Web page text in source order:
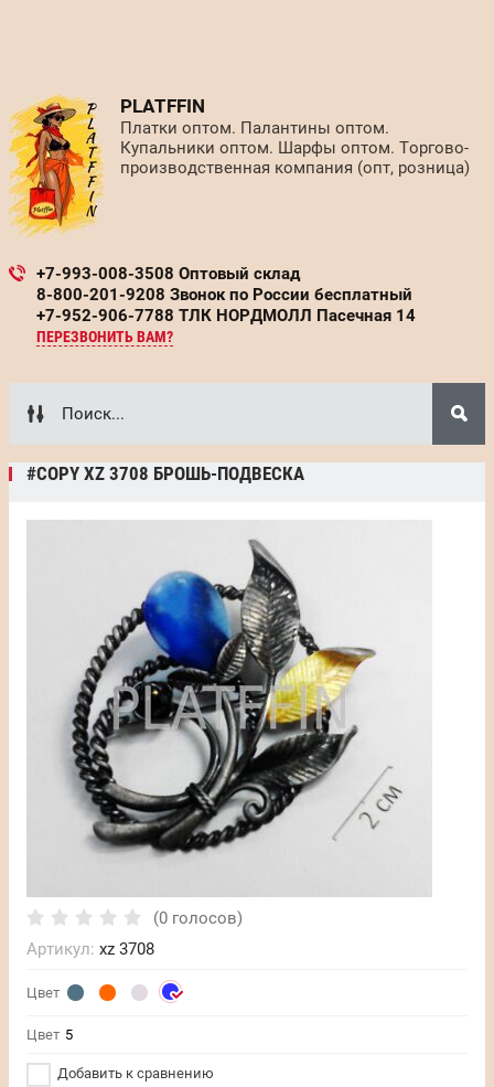
PLATFFIN
Платки оптом. Палантины оптом.
Купальники оптом. Шарфы оптом. Торгово-
производственная компания (опт, розница)
+7-993-008-3508 Оптовый склад
8-800-201-9208 Звонок по России бесплатный
+7-952-906-7788 ТЛК НОРДМОЛЛ Пасечная 14
ПЕРЕЗВОНИТЬ ВАМ?
#COPY XZ 3708 БРОШЬ-ПОДВЕСКА
(0 голосов)
Артикул: xz 3708
Цвет
Цвет 5
Добавить к сравнению